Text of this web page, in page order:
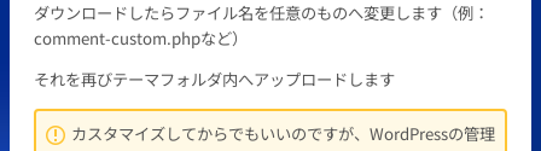
ダウンロードしたらファイル名を任意のものへ変更します（例：
comment-custom.phpなど）
それを再びテーマフォルダ内へアップロードします
カスタマイズしてからでもいいのですが、WordPressの管理